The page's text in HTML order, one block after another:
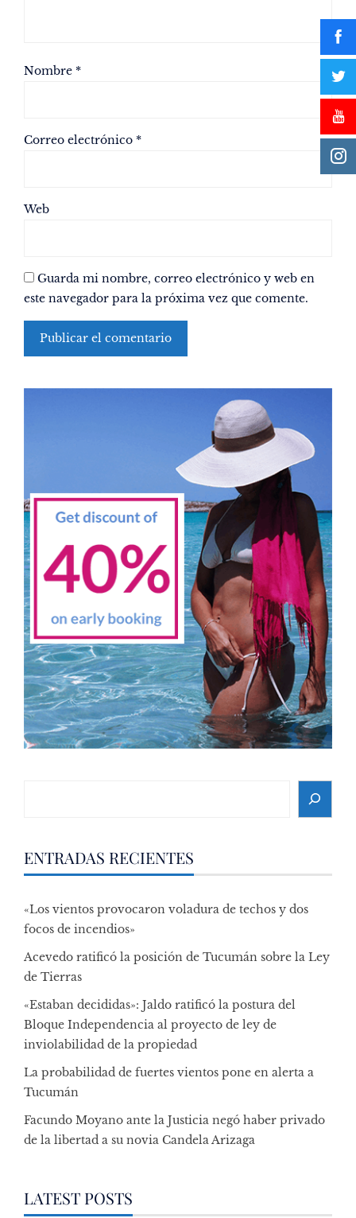
Nombre *
Correo electrónico *
Web
Guarda mi nombre, correo electrónico y web en
este navegador para la próxima vez que comente.
ENTRADAS RECIENTES
«Los vientos provocaron voladura de techos y dos
focos de incendios»
Acevedo ratificó la posición de Tucumán sobre la Ley
de Tierras
«Estaban decididas»: Jaldo ratificó la postura del
Bloque Independencia al proyecto de ley de
inviolabilidad de la propiedad
La probabilidad de fuertes vientos pone en alerta a
Tucumán
Facundo Moyano ante la Justicia negó haber privado
de la libertad a su novia Candela Arizaga
LATEST POSTS